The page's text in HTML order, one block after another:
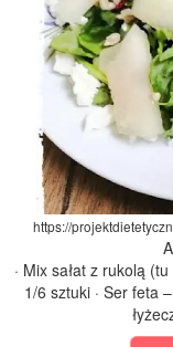
https://
· Mix sałat z rukolą
1/6 sztuki · Ser feta